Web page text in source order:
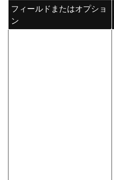
フィールドまたはオプショ
ン